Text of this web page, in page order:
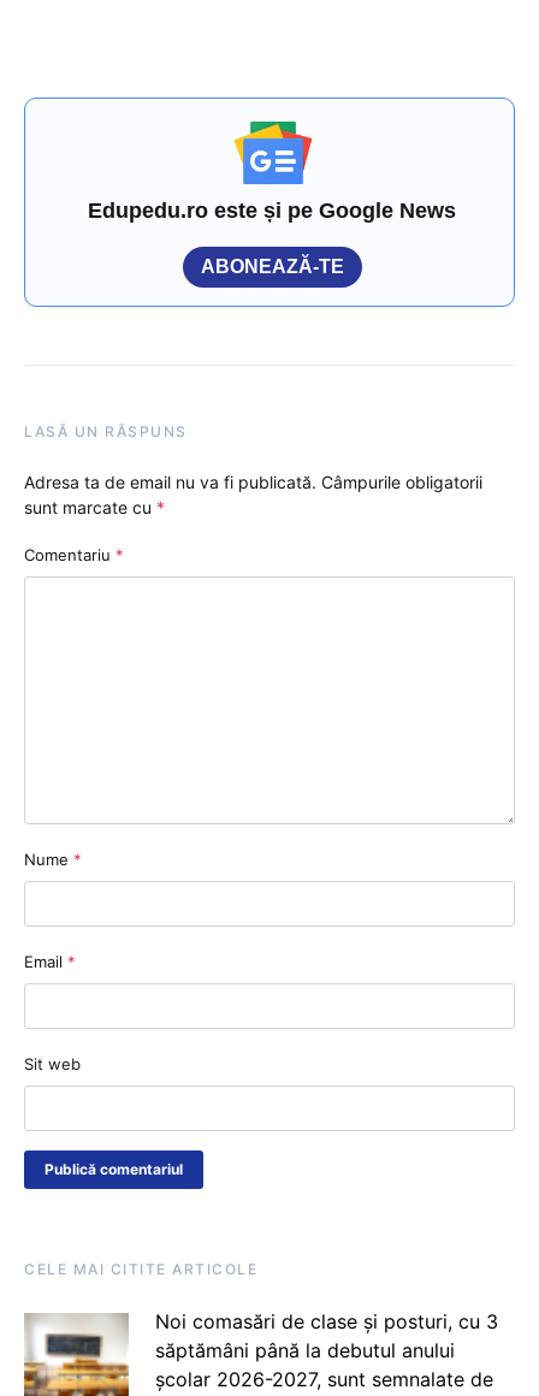
Edupedu.ro este și pe Google News
ABONEAZĂ-TE
LASĂ UN RĂSPUNS
Adresa ta de email nu va fi publicată. Câmpurile obligatorii
sunt marcate cu *
Comentariu *
Nume *
Email *
Sit web
CELE MAI CITITE ARTICOLE
Noi comasări de clase și posturi, cu 3
săptămâni până la debutul anului
școlar 2026-2027, sunt semnalate de